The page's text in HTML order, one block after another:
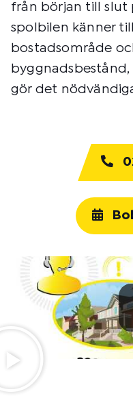
från början till slut
spolbilen känner till
bostadsområde
gör det